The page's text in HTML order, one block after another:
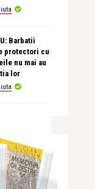
Barbatii
protectori cu
nu mai au
lor